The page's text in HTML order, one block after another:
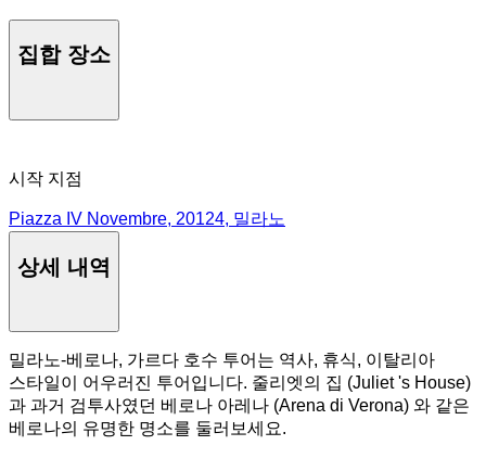
집합 장소
시작 지점
Piazza IV Novembre, 20124, 밀라노
상세 내역
밀라노-베로나, 가르다 호수 투어는 역사, 휴식, 이탈리아
스타일이 어우러진 투어입니다. 줄리엣의 집 (Juliet 's House)
과 과거 검투사였던 베로나 아레나 (Arena di Verona) 와 같은
베로나의 유명한 명소를 둘러보세요.